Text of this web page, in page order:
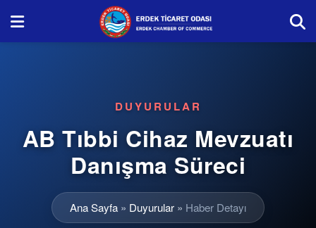
DUYURULAR
AB Tıbbi Cihaz Mevzuatı
Danışma Süreci
Ana Sayfa » Duyurular » Haber Detayı